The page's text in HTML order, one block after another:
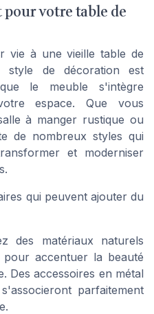
votre table de
vie à une vieille table de
de décoration est
le meuble s'intègre
espace. Que vous
à manger rustique ou
de nombreux styles qui
et moderniser
qui peuvent ajouter du
des matériaux naturels
accentuer la beauté
Des accessoires en métal
parfaitement